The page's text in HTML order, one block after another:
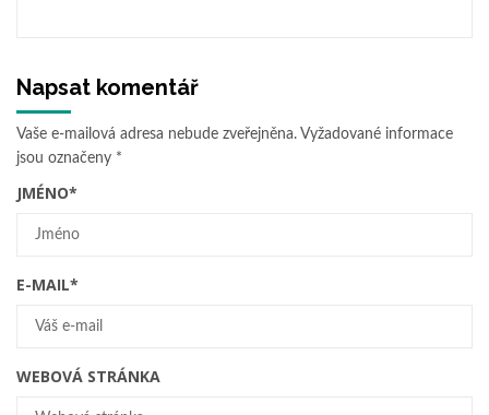
Napsat komentář
Vaše e-mailová adresa nebude zveřejněna. Vyžadované informace
jsou označeny *
JMÉNO*
E-MAIL*
WEBOVÁ STRÁNKA